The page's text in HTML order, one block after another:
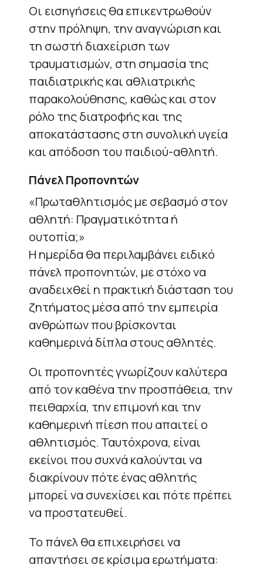
Οι εισηγήσεις θα επικεντρωθούν
στην πρόληψη, την αναγνώριση και
τη σωστή διαχείριση των
τραυματισμών, στη σημασία της
παιδιατρικής και αθλιατρικής
παρακολούθησης, καθώς και στον
ρόλο της διατροφής και της
αποκατάστασης στη συνολική υγεία
και απόδοση του παιδιού-αθλητή.
Πάνελ Προπονητών
«Πρωταθλητισμός με σεβασμό στον
αθλητή: Πραγματικότητα ή
ουτοπία;»
Η ημερίδα θα περιλαμβάνει ειδικό
πάνελ προπονητών, με στόχο να
αναδειχθεί η πρακτική διάσταση του
ζητήματος μέσα από την εμπειρία
ανθρώπων που βρίσκονται
καθημερινά δίπλα στους αθλητές.
Οι προπονητές γνωρίζουν καλύτερα
από τον καθένα την προσπάθεια, την
πειθαρχία, την επιμονή και την
καθημερινή πίεση που απαιτεί ο
αθλητισμός. Ταυτόχρονα, είναι
εκείνοι που συχνά καλούνται να
διακρίνουν πότε ένας αθλητής
μπορεί να συνεχίσει και πότε πρέπει
να προστατευθεί.
Το πάνελ θα επιχειρήσει να
απαντήσει σε κρίσιμα ερωτήματα: